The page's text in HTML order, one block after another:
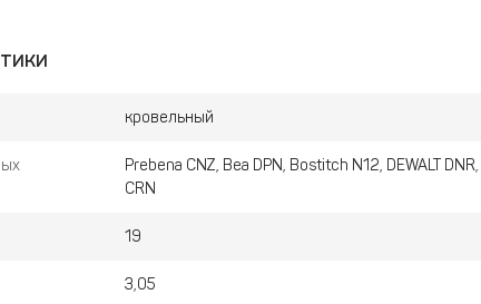
кровельный
Prebena CNZ, Bea DPN, Bostitch N12, DEWALT DNR,
CRN
19
3,05